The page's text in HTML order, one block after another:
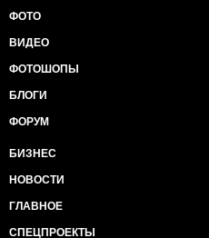
ФОТО
ВИДЕО
ФОТОШОПЫ
БЛОГИ
ФОРУМ
БИЗНЕС
НОВОСТИ
ГЛАВНОЕ
СПЕЦПРОЕКТЫ